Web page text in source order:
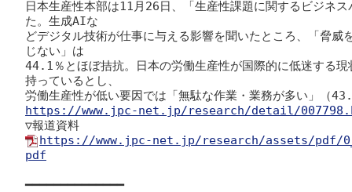
日本生産性本部は11月26日、「生産性課題に関するビジネ
た。生成AIな
どデジタル技術が仕事に与える影響を聞いたところ、「脅
じない」は
44.1％とほぼ拮抗。日本の労働生産性が国際的に低迷する
持っているとし、
https://www.jpc-net.jp/research/detail/
https://www.jpc-net.jp/research/assets/pdf/
pdf
━━━━━━━━━━━━━━